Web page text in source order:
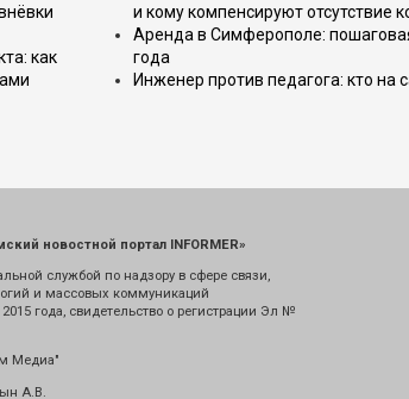
как
и кому компенсируют отсутствие
Аренда в Симферополе:
года
Инженер против педагога: кто
новостной портал INFORMER»
службой по надзору в сфере связи,
и массовых коммуникаций
года, свидетельство о регистрации Эл №
Медиа"
А.В.